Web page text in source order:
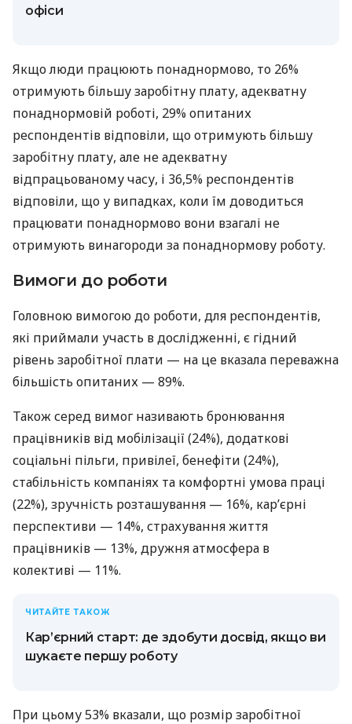
офіси
Якщо люди працюють понаднормово, то 26%
отримують більшу заробітну плату, адекватну
понаднормовій роботі, 29% опитаних
респондентів відповіли, що отримують більшу
заробітну плату, але не адекватну
відпрацьованому часу, і 36,5% респондентів
відповіли, що у випадках, коли їм доводиться
працювати понаднормово вони взагалі не
отримують винагороди за понаднормову роботу.
Вимоги до роботи
Головною вимогою до роботи, для респондентів,
які приймали участь в дослідженні, є гідний
рівень заробітної плати — на це вказала переважна
більшість опитаних — 89%.
Також серед вимог називають бронювання
працівників від мобілізації (24%), додаткові
соціальні пільги, привілеї, бенефіти (24%),
стабільність компаніях та комфортні умова праці
(22%), зручність розташування — 16%, кар’єрні
перспективи — 14%, страхування життя
працівників — 13%, дружня атмосфера в
колективі — 11%.
ЧИТАЙТЕ ТАКОЖ
Кар’єрний старт: де здобути досвід, якщо ви
шукаєте першу роботу
При цьому 53% вказали, що розмір заробітної